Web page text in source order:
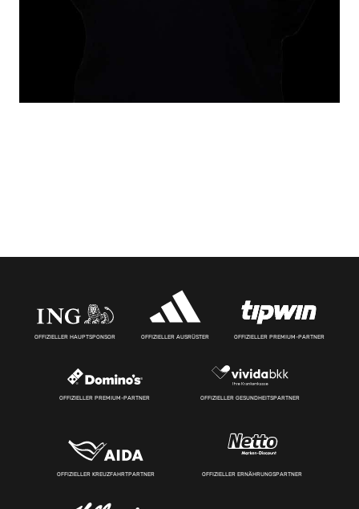
OFFIZIELLER HAUPTSPONSOR OFFIZIELLER AUSRÜSTER OFFIZIELLER PREMIUM-PARTNER
OFFIZIELLER PREMIUM-PARTNER OFFIZIELLER GESUNDHEITSPARTNER
OFFIZIELLER KREUZFAHRTPARTNER OFFIZIELLER ERNÄHRUNGSPARTNER